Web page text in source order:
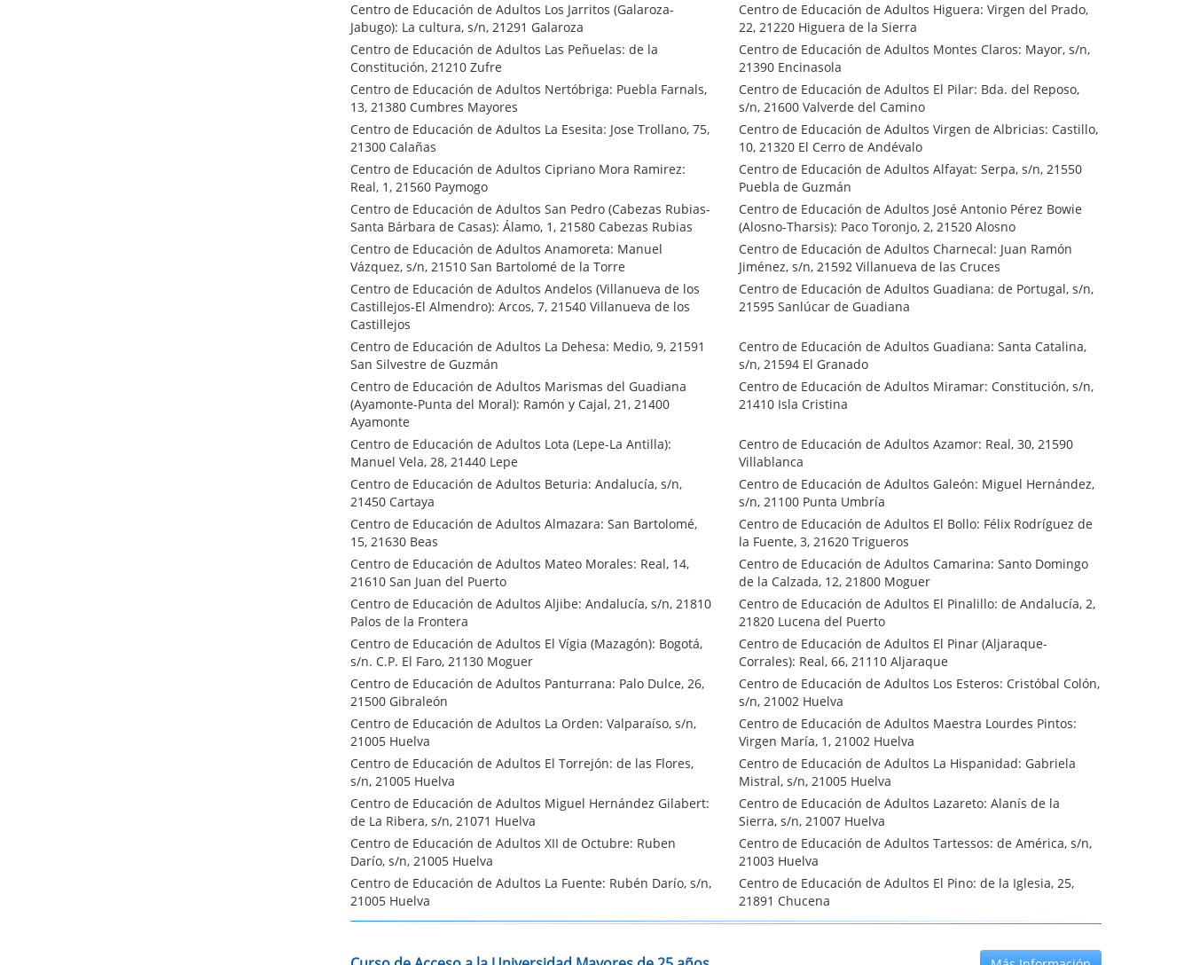
Centro de Educación de Adultos Los Jarritos (Galaroza-
Jabugo): La cultura, s/n, 21291 Galaroza
Centro de Educación de Adultos Higuera: Virgen del Prado,
22, 21220 Higuera de la Sierra
Centro de Educación de Adultos Las Peñuelas: de la
Constitución, 21210 Zufre
Centro de Educación de Adultos Montes Claros: Mayor, s/n,
21390 Encinasola
Centro de Educación de Adultos Nertóbriga: Puebla Farnals,
13, 21380 Cumbres Mayores
Centro de Educación de Adultos El Pilar: Bda. del Reposo,
s/n, 21600 Valverde del Camino
Centro de Educación de Adultos La Esesita: Jose Trollano, 75,
21300 Calañas
Centro de Educación de Adultos Virgen de Albricias: Castillo,
10, 21320 El Cerro de Andévalo
Centro de Educación de Adultos Cipriano Mora Ramirez:
Real, 1, 21560 Paymogo
Centro de Educación de Adultos Alfayat: Serpa, s/n, 21550
Puebla de Guzmán
Centro de Educación de Adultos San Pedro (Cabezas Rubias-
Santa Bárbara de Casas): Álamo, 1, 21580 Cabezas Rubias
Centro de Educación de Adultos José Antonio Pérez Bowie
(Alosno-Tharsis): Paco Toronjo, 2, 21520 Alosno
Centro de Educación de Adultos Anamoreta: Manuel
Vázquez, s/n, 21510 San Bartolomé de la Torre
Centro de Educación de Adultos Charnecal: Juan Ramón
Jiménez, s/n, 21592 Villanueva de las Cruces
Centro de Educación de Adultos Andelos (Villanueva de los
Castillejos-El Almendro): Arcos, 7, 21540 Villanueva de los
Castillejos
Centro de Educación de Adultos Guadiana: de Portugal, s/n,
21595 Sanlúcar de Guadiana
Centro de Educación de Adultos La Dehesa: Medio, 9, 21591
San Silvestre de Guzmán
Centro de Educación de Adultos Guadiana: Santa Catalina,
s/n, 21594 El Granado
Centro de Educación de Adultos Marismas del Guadiana
(Ayamonte-Punta del Moral): Ramón y Cajal, 21, 21400
Ayamonte
Centro de Educación de Adultos Miramar: Constitución, s/n,
21410 Isla Cristina
Centro de Educación de Adultos Lota (Lepe-La Antilla):
Manuel Vela, 28, 21440 Lepe
Centro de Educación de Adultos Azamor: Real, 30, 21590
Villablanca
Centro de Educación de Adultos Beturia: Andalucía, s/n,
21450 Cartaya
Centro de Educación de Adultos Galeón: Miguel Hernández,
s/n, 21100 Punta Umbría
Centro de Educación de Adultos Almazara: San Bartolomé,
15, 21630 Beas
Centro de Educación de Adultos El Bollo: Félix Rodríguez de
la Fuente, 3, 21620 Trigueros
Centro de Educación de Adultos Mateo Morales: Real, 14,
21610 San Juan del Puerto
Centro de Educación de Adultos Camarina: Santo Domingo
de la Calzada, 12, 21800 Moguer
Centro de Educación de Adultos Aljibe: Andalucía, s/n, 21810
Palos de la Frontera
Centro de Educación de Adultos El Pinalillo: de Andalucía, 2,
21820 Lucena del Puerto
Centro de Educación de Adultos El Vígia (Mazagón): Bogotá,
s/n. C.P. El Faro, 21130 Moguer
Centro de Educación de Adultos El Pinar (Aljaraque-
Corrales): Real, 66, 21110 Aljaraque
Centro de Educación de Adultos Panturrana: Palo Dulce, 26,
21500 Gibraleón
Centro de Educación de Adultos Los Esteros: Cristóbal Colón,
s/n, 21002 Huelva
Centro de Educación de Adultos La Orden: Valparaíso, s/n,
21005 Huelva
Centro de Educación de Adultos Maestra Lourdes Pintos:
Virgen María, 1, 21002 Huelva
Centro de Educación de Adultos El Torrejón: de las Flores,
s/n, 21005 Huelva
Centro de Educación de Adultos La Hispanidad: Gabriela
Mistral, s/n, 21005 Huelva
Centro de Educación de Adultos Miguel Hernández Gilabert:
de La Ribera, s/n, 21071 Huelva
Centro de Educación de Adultos Lazareto: Alanís de la
Sierra, s/n, 21007 Huelva
Centro de Educación de Adultos XII de Octubre: Ruben
Darío, s/n, 21005 Huelva
Centro de Educación de Adultos Tartessos: de América, s/n,
21003 Huelva
Centro de Educación de Adultos La Fuente: Rubén Darío, s/n,
21005 Huelva
Centro de Educación de Adultos El Pino: de la Iglesia, 25,
21891 Chucena